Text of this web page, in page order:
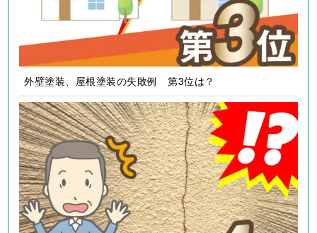
外壁塗装、屋根塗装の失敗例 第3位は？